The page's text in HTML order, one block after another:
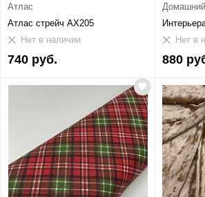
Атлас
Атлас стрейч АХ205
Нет в наличии
740 руб.
Нет в
880